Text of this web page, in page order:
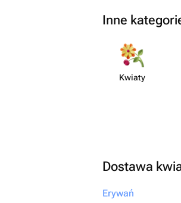
Inne
Kwiaty
Dostawa
Erywań